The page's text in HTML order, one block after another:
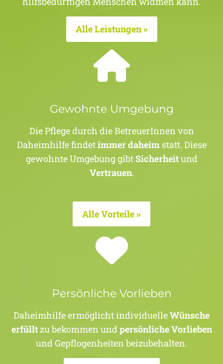
Alle Leistungen »
Gewohnte Umgebung
Die Pflege durch die BetreuerInnen von
Daheimhilfe findetimmer daheimstatt. Diese
gewohnte Umgebung gibtSicherheitund
Vertrauen.
Alle Vorteile »
Persönliche Vorlieben
Daheimhilfe ermöglicht individuelleWünsche
erfülltzu bekommen undpersönliche Vorlieben
und Gepflogenheiten beizubehalten.